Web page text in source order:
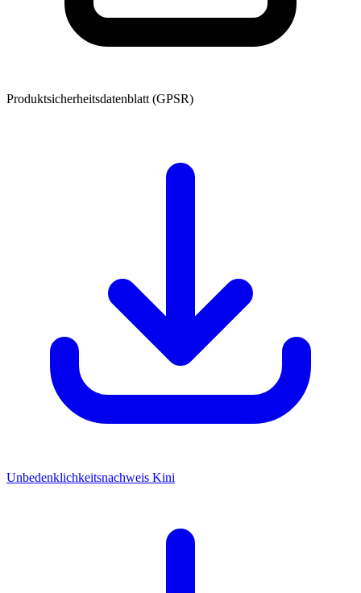
Produktsicherheitsdatenblatt (GPSR)
Unbedenklichkeitsnachweis Kini